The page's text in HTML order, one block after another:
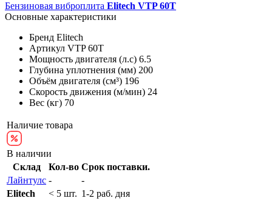
Бензиновая виброплита Elitech VTP 60T
Основные характеристики
Бренд Elitech
Артикул VTP 60T
Мощность двигателя (л.с) 6.5
Глубина уплотнения (мм) 200
Объём двигателя (см³) 196
Скорость движения (м/мин) 24
Вес (кг) 70
Наличие товара
В наличии
Склад
Кол-во Срок поставки.
Лайнтулс -
-
Elitech
< 5 шт. 1-2 раб. дня